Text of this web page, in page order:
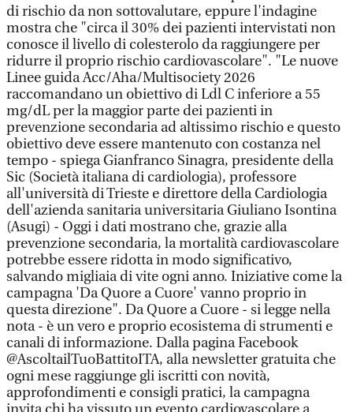
di rischio da non sottovalutare, eppure l'indagine
mostra che "circa il 30% dei pazienti intervistati non
conosce il livello di colesterolo da raggiungere per
ridurre il proprio rischio cardiovascolare". "Le nuove
Linee guida Acc/Aha/Multisociety 2026
raccomandano un obiettivo di Ldl C inferiore a 55
mg/dL per la maggior parte dei pazienti in
prevenzione secondaria ad altissimo rischio e questo
obiettivo deve essere mantenuto con costanza nel
tempo - spiega Gianfranco Sinagra, presidente della
Sic (Società italiana di cardiologia), professore
all'università di Trieste e direttore della Cardiologia
dell'azienda sanitaria universitaria Giuliano Isontina
(Asugi) - Oggi i dati mostrano che, grazie alla
prevenzione secondaria, la mortalità cardiovascolare
potrebbe essere ridotta in modo significativo,
salvando migliaia di vite ogni anno. Iniziative come la
campagna 'Da Quore a Cuore' vanno proprio in
questa direzione". Da Quore a Cuore - si legge nella
nota - è un vero e proprio ecosistema di strumenti e
canali di informazione. Dalla pagina Facebook
@AscoltailTuoBattitoITA, alla newsletter gratuita che
ogni mese raggiunge gli iscritti con novità,
approfondimenti e consigli pratici, la campagna